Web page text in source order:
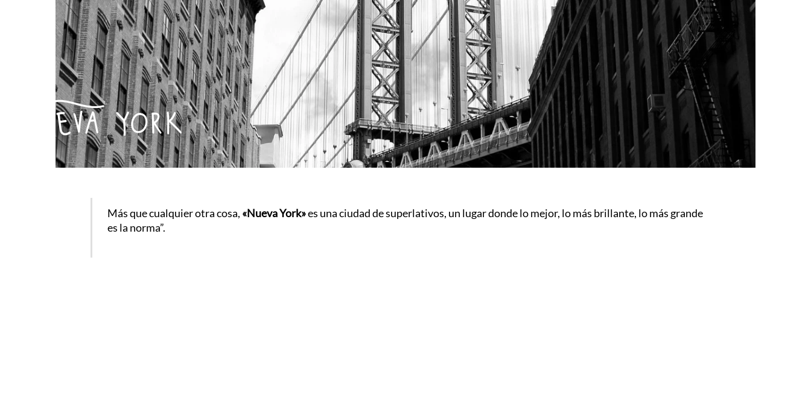
Nueva york
Más que cualquier otra cosa, «Nueva York»es una ciudad de superlativos, un lugar donde lo mejor, lo más brillante, lo más grande
es la norma”.